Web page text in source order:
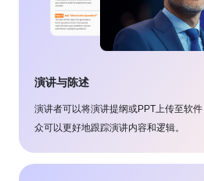
演讲与陈述
演讲者可以将演讲提纲或PPT上传至软
众可以更好地跟踪演讲内容和逻辑。